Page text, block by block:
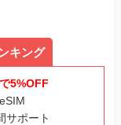
キング
5%OFF
サポート